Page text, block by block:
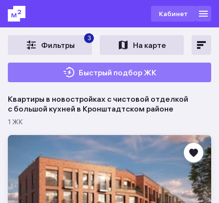
Кабинет
Фильтры
3
На карте
Быстрый подбор ЖК
Квартиры в новостройках с чистовой отделкой
c большой кухней в Кронштадтском районе
1 ЖК